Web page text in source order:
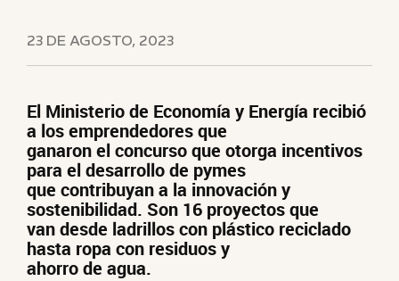
23 DE AGOSTO, 2023
El Ministerio de Economía y Energía recibió
a los emprendedores que
ganaron el concurso que otorga incentivos
para el desarrollo de pymes
que contribuyan a la innovación y
sostenibilidad. Son 16 proyectos que
van desde ladrillos con plástico reciclado
hasta ropa con residuos y
ahorro de agua.